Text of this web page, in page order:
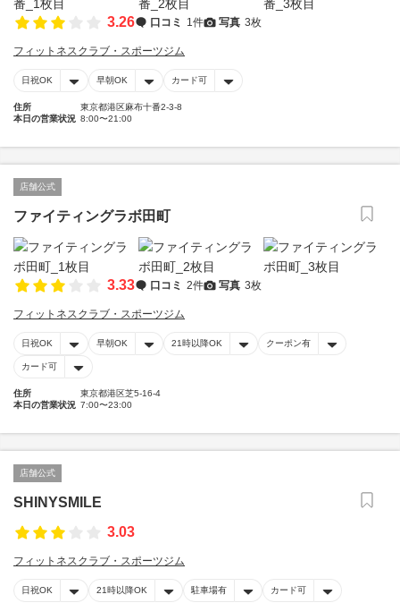
3.26 口コミ 1件 写真 3枚
フィットネスクラブ・スポーツジム
日祝OK 早朝OK カード可
住所
東京都港区麻布十番2-3-8
本日の営業状況 8:00〜21:00
店舗公式
ファイティングラボ田町
3.33 口コミ 2件 写真 3枚
フィットネスクラブ・スポーツジム
日祝OK 早朝OK 21時以降OK クーポン有
カード可
住所
東京都港区芝5-16-4
本日の営業状況 7:00〜23:00
店舗公式
SHINYSMILE
3.03
フィットネスクラブ・スポーツジム
日祝OK 21時以降OK 駐車場有 カード可